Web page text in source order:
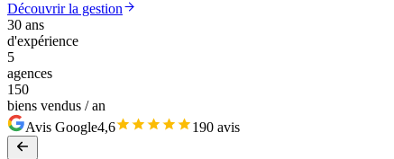
Découvrir la gestion
30 ans
d'expérience
5
agences
150
biens vendus / an
Avis Google4,6 190 avis